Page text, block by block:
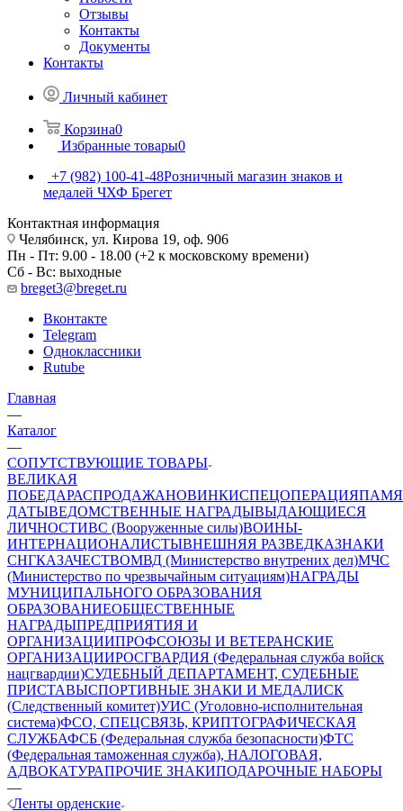
Отзывы
Контакты
Документы
Контакты
Личный кабинет
Корзина0
Избранные товары0
+7 (982) 100-41-48Розничный магазин знаков и
медалей ЧХФ Брегет
Контактная информация
Челябинск, ул. Кирова 19, оф. 906
Пн - Пт: 9.00 - 18.00 (+2 к московскому времени)
Сб - Вс: выходные
breget3@breget.ru
Вконтакте
Telegram
Одноклассники
Rutube
Главная
—
Каталог
—
СОПУТСТВУЮЩИЕ ТОВАРЫ
ВЕЛИКАЯ
ПОБЕДАРАСПРОДАЖАНОВИНКИСПЕЦОПЕРАЦИЯ
ДАТЫВЕДОМСТВЕННЫЕ НАГРАДЫВЫДАЮЩИЕСЯ
ЛИЧНОСТИВС (Вооруженные силы)ВОИНЫ-
ИНТЕРНАЦИОНАЛИСТЫВНЕШНЯЯ РАЗВЕДКАЗНАКИ
СНГКАЗАЧЕСТВОМВД (Министерство внутрених дел)МЧС
(Министерство по чрезвычайным ситуациям)НАГРАДЫ
МУНИЦИПАЛЬНОГО ОБРАЗОВАНИЯ
ОБРАЗОВАНИЕОБЩЕСТВЕННЫЕ
НАГРАДЫПРЕДПРИЯТИЯ И
ОРГАНИЗАЦИИПРОФСОЮЗЫ И ВЕТЕРАНСКИЕ
ОРГАНИЗАЦИИРОСГВАРДИЯ (Федеральная служба войск
нацгвардии)СУДЕБНЫЙ ДЕПАРТАМЕНТ, СУДЕБНЫЕ
ПРИСТАВЫСПОРТИВНЫЕ ЗНАКИ И МЕДАЛИСК
(Следственный комитет)УИС (Уголовно-исполнительная
система)ФСО, СПЕЦСВЯЗЬ, КРИПТОГРАФИЧЕСКАЯ
СЛУЖБАФСБ (Федеральная служба безопасности)ФТС
(Федеральная таможенная служба), НАЛОГОВАЯ,
АДВОКАТУРАПРОЧИЕ ЗНАКИПОДАРОЧНЫЕ НАБОРЫ
—
Ленты орденские